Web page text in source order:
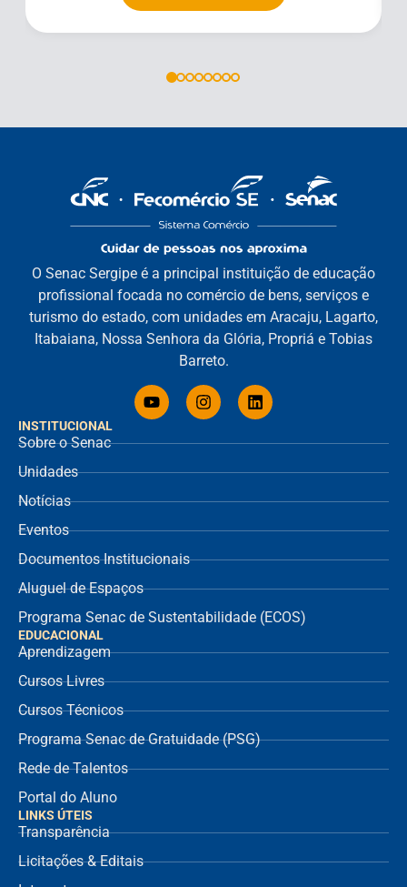
INSTITUCIONAL
Sobre o Senac
Unidades
Notícias
Eventos
Documentos Institucionais
Aluguel de Espaços
Programa Senac de Sustentabilidade (ECOS)
EDUCACIONAL
Aprendizagem
Cursos Livres
Cursos Técnicos
Programa Senac de Gratuidade (PSG)
Rede de Talentos
Portal do Aluno
O Senac Sergipe é a principal instituição de educação
profissional focada no comércio de bens, serviços e
turismo do estado, com unidades em Aracaju, Lagarto,
Itabaiana, Nossa Senhora da Glória, Propriá e Tobias
Barreto.
LINKS ÚTEIS
Transparência
Licitações & Editais